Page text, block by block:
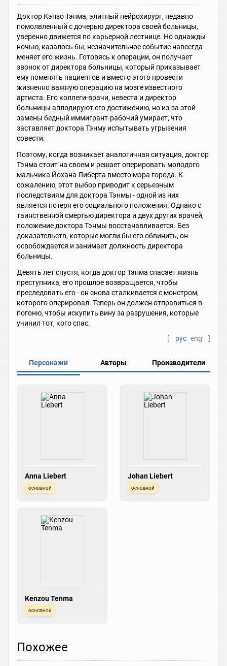
Доктор Кэнзо Тэнма, элитный нейрохирург, недавно
помолвленный с дочерью директора своей больницы,
уверенно движется по карьерной лестнице. Но однажды
ночью, казалось бы, незначительное событие навсегда
меняет его жизнь. Готовясь к операции, он получает
звонок от директора больницы, который приказывает
ему поменять пациентов и вместо этого провести
жизненно важную операцию на мозге известного
артиста. Его коллеги-врачи, невеста и директор
больницы аплодируют его достижению, но из-за этой
замены бедный иммигрант-рабочий умирает, что
заставляет доктора Тэнму испытывать угрызения
совести.
Поэтому, когда возникает аналогичная ситуация, доктор
Тэнма стоит на своем и решает оперировать молодого
мальчика Йохана Либерта вместо мэра города. К
сожалению, этот выбор приводит к серьезным
последствиям для доктора Тэнмы - одной из них
является потеря его социального положения. Однако с
таинственной смертью директора и двух других врачей,
положение доктора Тэнмы восстанавливается. Без
доказательств, которые могли бы его обвинить, он
освобождается и занимает должность директора
больницы.
Девять лет спустя, когда доктор Тэнма спасает жизнь
преступника, его прошлое возвращается, чтобы
преследовать его - он снова сталкивается с монстром,
которого оперировал. Теперь он должен отправиться в
погоню, чтобы искупить вину за разрушения, которые
учинил тот, кого спас.
[
рус eng ]
Персонажи Авторы Производители
Anna Liebert
основной
Johan Liebert
основной
Kenzou Tenma
основной
Похожее